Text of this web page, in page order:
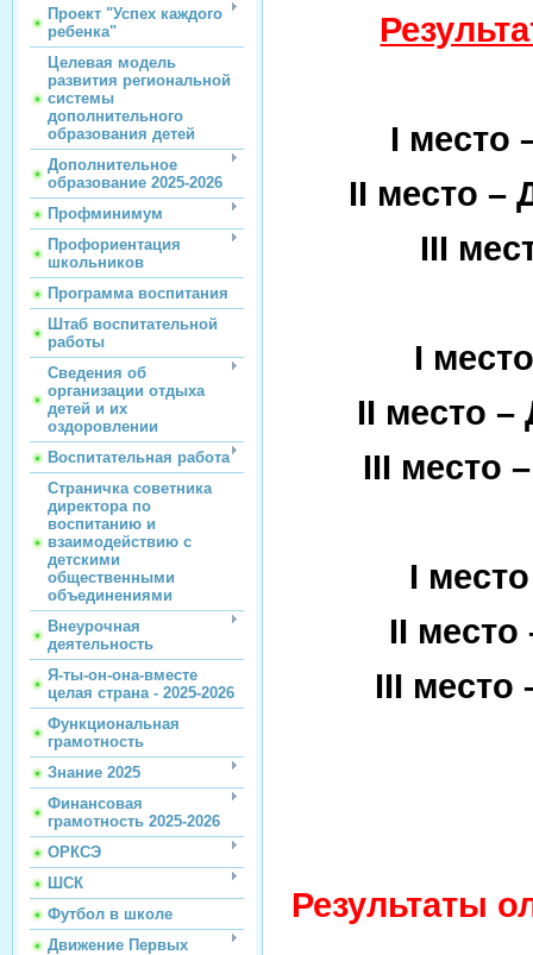
Проект "Успех каждого
ребенка"
Целевая модель
развития региональной
системы
дополнительного
образования детей
Дополнительное
образование 2025-2026
Профминимум
Профориентация
школьников
Программа воспитания
Штаб воспитательной
работы
Сведения об
организации отдыха
детей и их
оздоровлении
Воспитательная работа
Страничка советника
директора по
воспитанию и
взаимодействию с
детскими
общественными
объединениями
Внеурочная
деятельность
Я-ты-он-она-вместе
целая страна - 2025-2026
Функциональная
грамотность
Знание 2025
Финансовая
грамотность 2025-2026
ОРКСЭ
ШСК
Футбол в школе
Движение Первых
I место
II место –
III
I
II место –
III место
I
II место
III место
Результаты